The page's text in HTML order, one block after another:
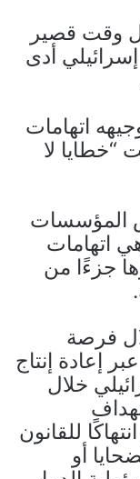
وقت قصير
أدى
اتهامات
“خطايا لا
المؤسسات
اتهامات
جزءًا من
فرصة
إعادة إنتاج
خلال
للقانون
أو